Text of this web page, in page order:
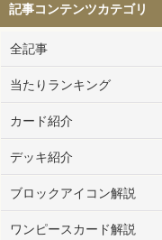
記事コンテンツカテゴリ
全記事
当たりランキング
カード紹介
デッキ紹介
ブロックアイコン解説
ワンピースカード解説